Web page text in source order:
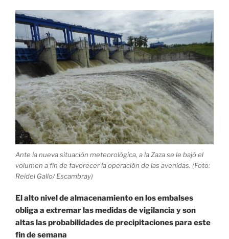
Alberto»
Ante la nueva situación meteorológica, a la Zaza se le bajó el
volumen a fin de favorecer la operación de las avenidas. (Foto:
Reidel Gallo/ Escambray)
El alto nivel de almacenamiento en los embalses
obliga a extremar las medidas de vigilancia y son
altas las probabilidades de precipitaciones para este
fin de semana